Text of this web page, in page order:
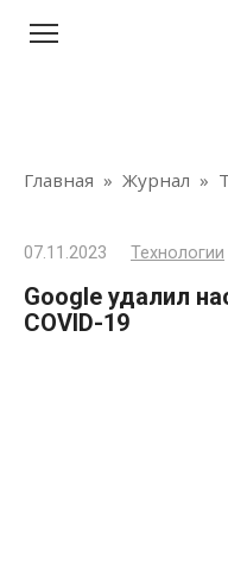
Главная » Журнал »
07.11.2023 Технологии
Google удалил
COVID-19